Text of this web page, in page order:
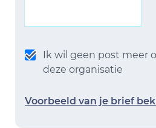
Ik wil geen post meer
deze organisatie
Voorbeeld van je brief